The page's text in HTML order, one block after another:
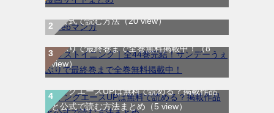
WEB漫画サイト一覧｜ブラウザで無料漫画
を公式で読む方法（20 view）
ラストイニング｜全44巻完結！サンデーう
ぇぶりで最終巻まで全巻無料掲載中！（8
view）
ヤングエースUPは無料で読める？掲載作品
と公式で読む方法まとめ （5 view）